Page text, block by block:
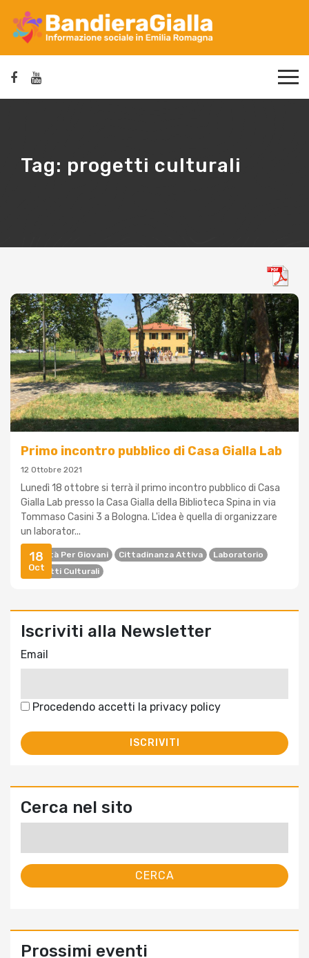
Tag: progetti culturali
18
Oct
Primo incontro pubblico di Casa Gialla Lab
12 Ottobre 2021
Lunedì 18 ottobre si terrà il primo incontro pubblico di Casa
Gialla Lab presso la Casa Gialla della Biblioteca Spina in via
Tommaso Casini 3 a Bologna. L'idea è quella di organizzare
un laborator...
Attività Per Giovani Cittadinanza Attiva
Laboratorio
Progetti Culturali
Iscriviti alla Newsletter
Email
Procedendo accetti la privacy policy
Cerca nel sito
Prossimi eventi